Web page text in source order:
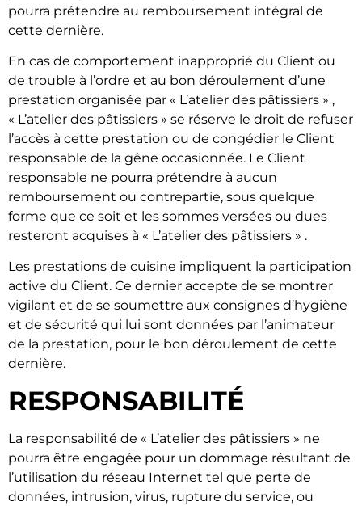
pourra prétendre au remboursement intégral de
cette dernière.
En cas de comportement inapproprié du Client ou
de trouble à l’ordre et au bon déroulement d’une
prestation organisée par « L’atelier des pâtissiers » ,
« L’atelier des pâtissiers » se réserve le droit de refuser
l’accès à cette prestation ou de congédier le Client
responsable de la gêne occasionnée. Le Client
responsable ne pourra prétendre à aucun
remboursement ou contrepartie, sous quelque
forme que ce soit et les sommes versées ou dues
resteront acquises à « L’atelier des pâtissiers » .
Les prestations de cuisine impliquent la participation
active du Client. Ce dernier accepte de se montrer
vigilant et de se soumettre aux consignes d’hygiène
et de sécurité qui lui sont données par l’animateur
de la prestation, pour le bon déroulement de cette
dernière.
RESPONSABILITÉ
La responsabilité de « L’atelier des pâtissiers » ne
pourra être engagée pour un dommage résultant de
l’utilisation du réseau Internet tel que perte de
données, intrusion, virus, rupture du service, ou